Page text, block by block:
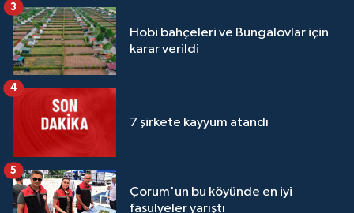
Hobi bahçeleri ve Bungalovlar için
karar verildi
3
7 şirkete kayyum atandı
4
Çorum'un bu köyünde en iyi
fasulyeler yarıştı
5